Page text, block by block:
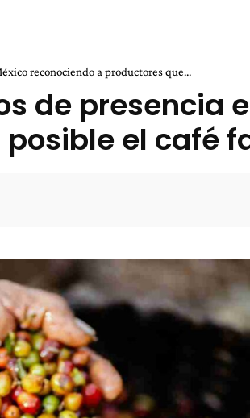
reconociendo a productores que...
de presencia
el café